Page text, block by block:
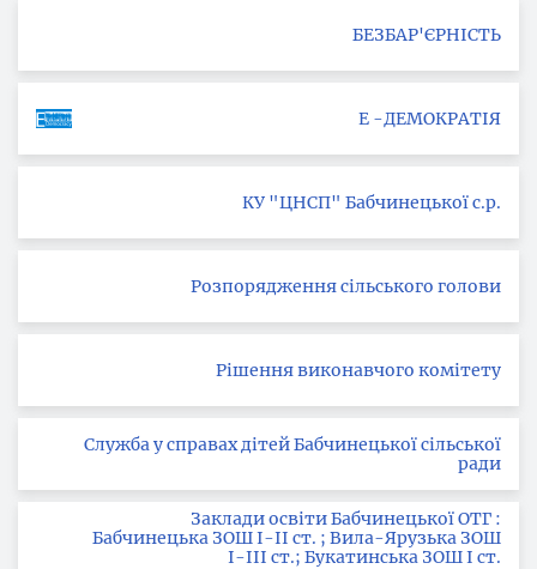
БЕЗБАР'ЄРНІСТЬ
Е -ДЕМОКРАТІЯ
КУ "ЦНСП" Бабчинецької с.р.
Розпорядження сільського голови
Рішення виконавчого комітету
Служба у справах дітей Бабчинецької сільської
ради
Заклади освіти Бабчинецької ОТГ :
Бабчинецька ЗОШ І-ІІ ст. ; Вила-Ярузька ЗОШ
І-ІІІ ст.; Букатинська ЗОШ І ст.